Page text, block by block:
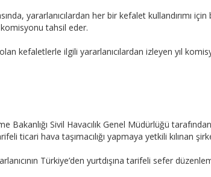
yararlanıcılardan her bir kefalet kullandırımı
tahsil eder.
kefaletlerle ilgili yararlanıcılardan izleyen yıl
Bakanlığı Sivil Havacılık Genel Müdürlüğü
ticari hava taşımacılığı yapmaya yetkili kılınan
Türkiye’den yurtdışına tarifeli sefer